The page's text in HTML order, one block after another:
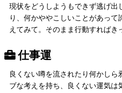
現状をどうしようもできず逃げ
り、何かややこしいことがあっ
えてみて。そのまま行動すればき
仕事運
良くない噂を流されたり何かし
ブな考えを持ち、良くない運気は